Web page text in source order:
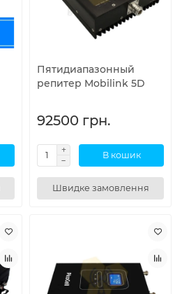
Пятидиапазонный
репитер Mobilink 5D
92500 грн.
В кошик
Швидке замовлення